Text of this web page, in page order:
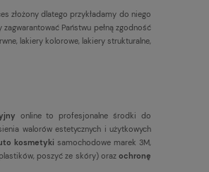
złożony dlatego przykładamy do niego
Państwu pełną zgodność
lakiery kolorowe, lakiery strukturalne,
online to profesjonalne środki do
walorów estetycznych i użytkowych
kosmetykisamochodowe marek 3M,
poszyć ze skóry) orazochronę